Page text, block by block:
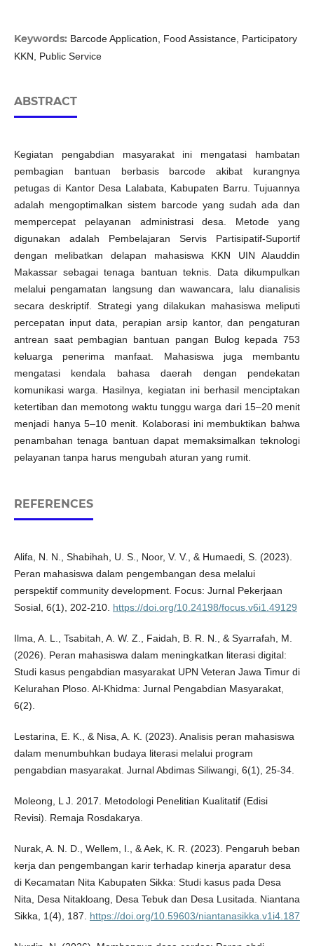
Keywords: Barcode Application, Food Assistance, Participatory
KKN, Public Service
ABSTRACT
Kegiatan pengabdian masyarakat ini mengatasi hambatan
pembagian bantuan berbasis barcode akibat kurangnya
petugas di Kantor Desa Lalabata, Kabupaten Barru. Tujuannya
adalah mengoptimalkan sistem barcode yang sudah ada dan
mempercepat pelayanan administrasi desa. Metode yang
digunakan adalah Pembelajaran Servis Partisipatif-Suportif
dengan melibatkan delapan mahasiswa KKN UIN Alauddin
Makassar sebagai tenaga bantuan teknis. Data dikumpulkan
melalui pengamatan langsung dan wawancara, lalu dianalisis
secara deskriptif. Strategi yang dilakukan mahasiswa meliputi
percepatan input data, perapian arsip kantor, dan pengaturan
antrean saat pembagian bantuan pangan Bulog kepada 753
keluarga penerima manfaat. Mahasiswa juga membantu
mengatasi kendala bahasa daerah dengan pendekatan
komunikasi warga. Hasilnya, kegiatan ini berhasil menciptakan
ketertiban dan memotong waktu tunggu warga dari 15–20 menit
menjadi hanya 5–10 menit. Kolaborasi ini membuktikan bahwa
penambahan tenaga bantuan dapat memaksimalkan teknologi
pelayanan tanpa harus mengubah aturan yang rumit.
REFERENCES
Alifa, N. N., Shabihah, U. S., Noor, V. V., & Humaedi, S. (2023).
Peran mahasiswa dalam pengembangan desa melalui
perspektif community development. Focus: Jurnal Pekerjaan
Sosial, 6(1), 202-210. https://doi.org/10.24198/focus.v6i1.49129
Ilma, A. L., Tsabitah, A. W. Z., Faidah, B. R. N., & Syarrafah, M.
(2026). Peran mahasiswa dalam meningkatkan literasi digital:
Studi kasus pengabdian masyarakat UPN Veteran Jawa Timur di
Kelurahan Ploso. Al-Khidma: Jurnal Pengabdian Masyarakat,
6(2).
Lestarina, E. K., & Nisa, A. K. (2023). Analisis peran mahasiswa
dalam menumbuhkan budaya literasi melalui program
pengabdian masyarakat. Jurnal Abdimas Siliwangi, 6(1), 25-34.
Moleong, L J. 2017. Metodologi Penelitian Kualitatif (Edisi
Revisi). Remaja Rosdakarya.
Nurak, A. N. D., Wellem, I., & Aek, K. R. (2023). Pengaruh beban
kerja dan pengembangan karir terhadap kinerja aparatur desa
di Kecamatan Nita Kabupaten Sikka: Studi kasus pada Desa
Nita, Desa Nitakloang, Desa Tebuk dan Desa Lusitada. Niantana
Sikka, 1(4), 187. https://doi.org/10.59603/niantanasikka.v1i4.187